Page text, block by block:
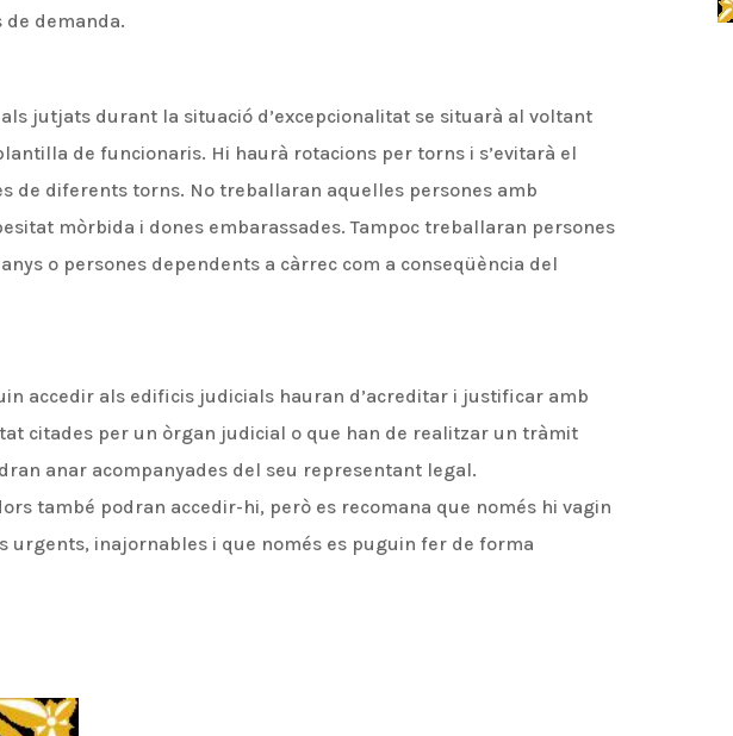
de demanda.
jutjats durant la situació d’excepcionalitat se situarà al voltant
de funcionaris. Hi haurà rotacions per torns i s’evitarà el
de diferents torns. No treballaran aquelles persones amb
mòrbida i dones embarassades. Tampoc treballaran persones
o persones dependents a càrrec com a conseqüència del
accedir als edificis judicials hauran d’acreditar i justificar amb
citades per un òrgan judicial o que han de realitzar un tràmit
anar acompanyades del seu representant legal.
també podran accedir-hi, però es recomana que només hi vagin
urgents, inajornables i que només es puguin fer de forma